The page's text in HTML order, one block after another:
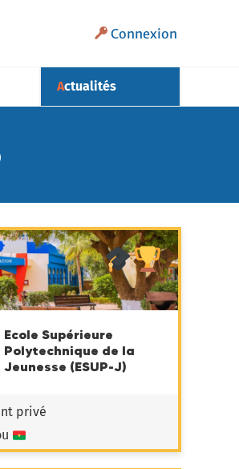
Connexion
Actualités
Ecole Supérieure
Polytechnique de la
Jeunesse (ESUP-J)
privé